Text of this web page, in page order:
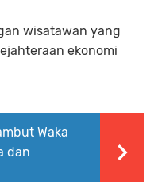
wisatawan yang
ekonomi
Waka
dan